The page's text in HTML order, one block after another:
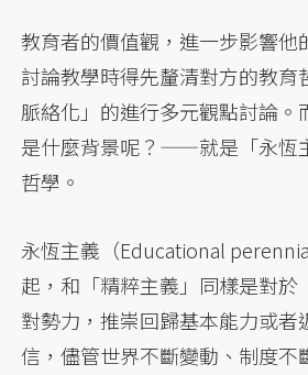
教育者的價值觀，進一步影響他
討論教學時得先釐清對方的教育
脈絡化」的進行多元觀點討論。
是什麼背景呢？——就是「永恆
哲學。
永恆主義（Educational
起，和「精粹主義」同樣是對於
對勢力，推崇回歸基本能力或者
信，儘管世界不斷變動、制度不